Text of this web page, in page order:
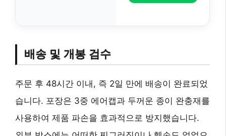
배송 및 개봉 검수
주문 후 48시간 이내, 즉 2일 만에 배송이 완료되었
습니다. 포장은 3중 에어캡과 두꺼운 종이 완충재를
사용하여 제품 파손을 효과적으로 방지했습니다.